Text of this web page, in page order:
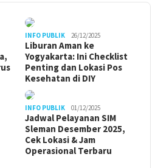
INFO PUBLIK 26/12/2025
Liburan Aman ke
Yogyakarta: Ini Checklist
Penting dan Lokasi Pos
Kesehatan di DIY
INFO PUBLIK 01/12/2025
Jadwal Pelayanan SIM
Sleman Desember 2025,
Cek Lokasi & Jam
Operasional Terbaru